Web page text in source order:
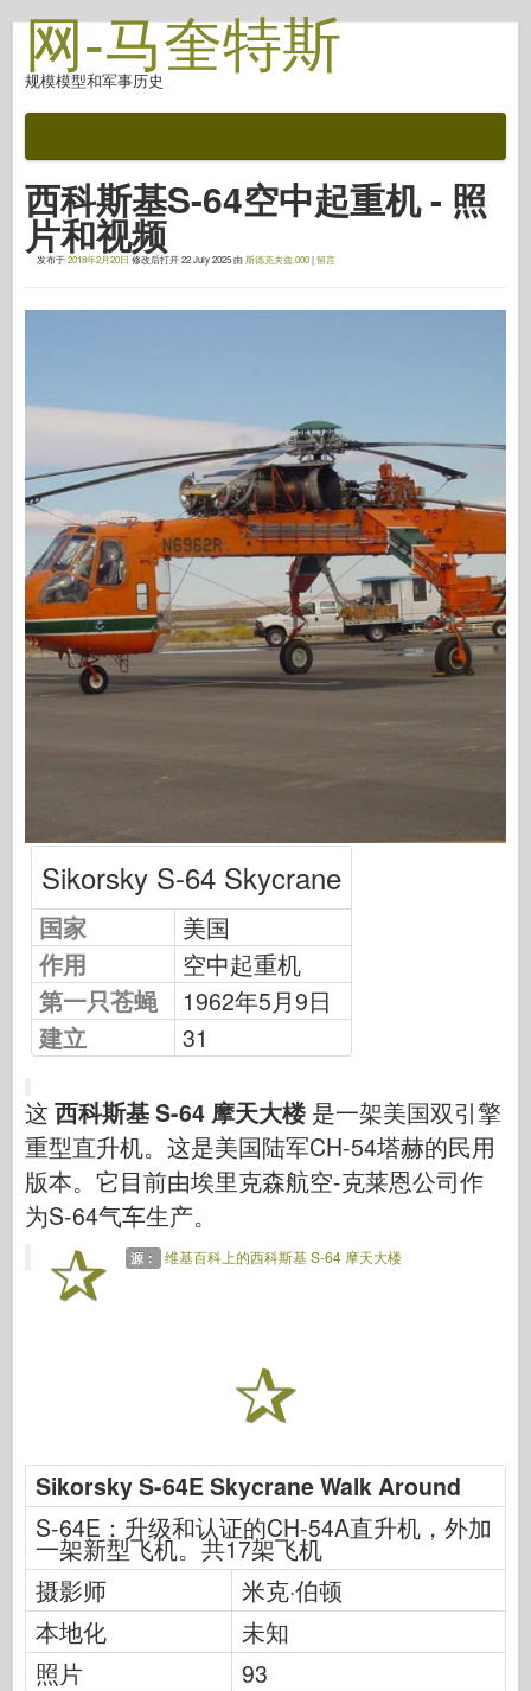
网-马奎特斯
规模模型和军事历史
战斗后
自动对焦武器
盟军轴
鱼鹰模型
鱼鹰出版
中队信号
坦克功率
卡车和坦克
瓦芬-阿森纳
威道尼奇二军
阿夫夫俱乐部
空气修复
空军
AZ 模型
黑狗
野马
德尼普罗莫德
龙
爱德华
E.T. 模型
精细模具
瓦洛尔部队
IBG 模型
Icm
泰泰莱里
传说
孟模
西科斯基S-64空中起重机 - 照
片和视频
发布于2018年2月20日 修改后打开22 July 2025由斯德克夫兹.000|留言
Sikorsky S-64 Skycrane
国家
美国
作用
空中起重机
第一只苍蝇
1962年5月9日
建立
31
这西科斯基 S-64 摩天大楼 是一架美国双引擎
重型直升机。这是美国陆军CH-54塔赫的民用
版本。它目前由埃里克森航空-克莱恩公司作
为S-64气车生产。
源： 维基百科上的西科斯基 S-64 摩天大楼
Sikorsky S-64E Skycrane Walk Around
S-64E：升级和认证的CH-54A直升机，外加
一架新型飞机。共17架飞机
摄影师
米克·伯顿
本地化
未知
照片
93